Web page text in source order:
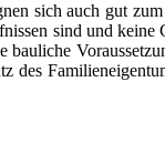
sich auch gut
sind und keine